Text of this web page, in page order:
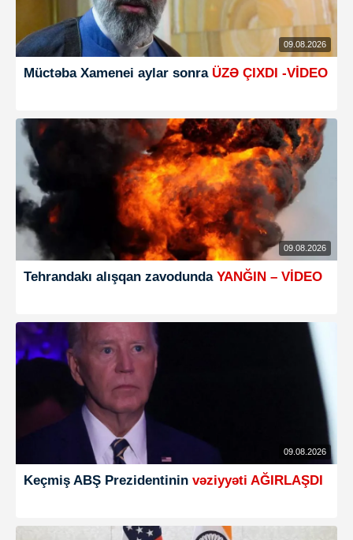
09.08.2026
Müctəba Xamenei aylar sonra ÜZƏ ÇIXDI -VİDEO
09.08.2026
Tehrandakı alışqan zavodunda YANĞIN – VİDEO
09.08.2026
Keçmiş ABŞ Prezidentinin vəziyyəti AĞIRLAŞDI